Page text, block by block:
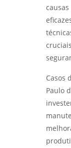
Casos
Paulo